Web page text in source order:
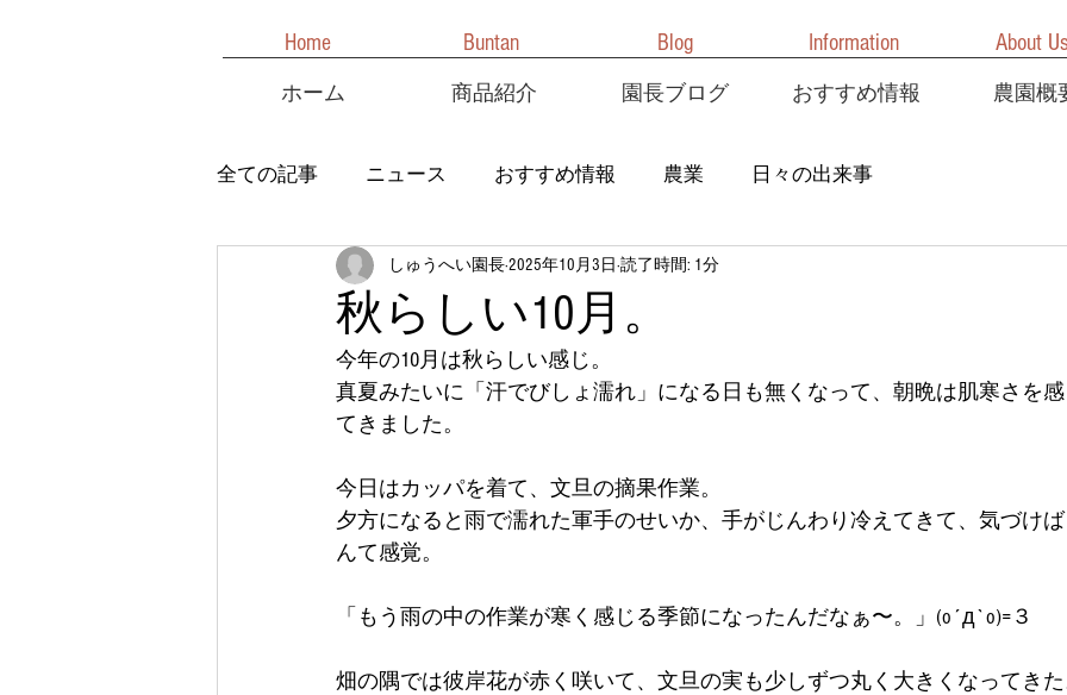
ホーム 商品紹介 園長ブログ おすすめ情報 農園概
Home About
Information
Blog
Buntan
全ての記事 ニュース おすすめ情報 農業 日々の出来事
秋らしい10月。
しゅうへい園長2025年10月3日 読了時間: 1分
今年の10月は秋らしい感じ。
真夏みたいに「汗でびしょ濡れ」になる日も無くなって、朝晩は肌寒さを
てきました。
今日はカッパを着て、文旦の摘果作業。
夕方になると雨で濡れた軍手のせいか、手がじんわり冷えてきて、気づけ
んて感覚。
「もう雨の中の作業が寒く感じる季節になったんだなぁ〜。」(o´д`o)=３
畑の隅では彼岸花が赤く咲いて、文旦の実も少しずつ丸く大きくなってき